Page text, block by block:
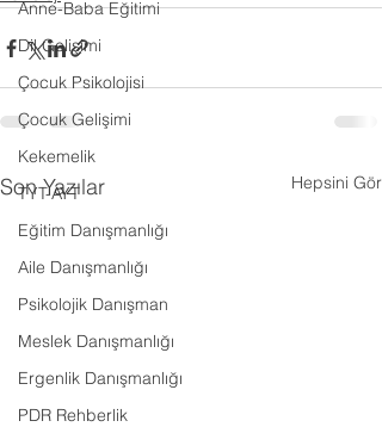
Anne-Baba Eğitimi
Dil Gelişimi
Çocuk Psikolojisi
Çocuk Gelişimi
Kekemelik
TYT-AYT
Eğitim Danışmanlığı
Aile Danışmanlığı
Psikolojik Danışman
Meslek Danışmanlığı
Ergenlik Danışmanlığı
PDR Rehberlik
Son Yazılar Hepsini Gör